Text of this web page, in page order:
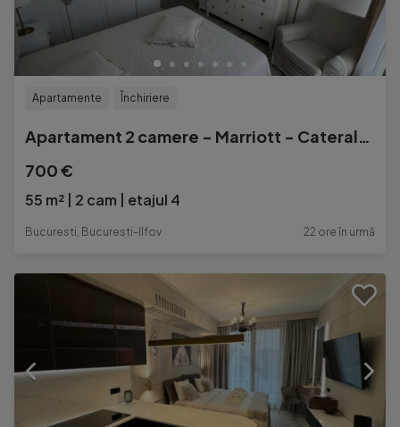
Apartamente Închiriere
Apartament 2 camere - Marriott - Caterala Neamului
700 €
55 m² 2 cam etajul 4
Bucuresti, Bucuresti-Ilfov 22 ore în urmă